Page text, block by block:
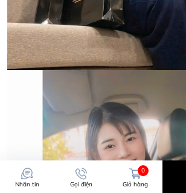
Nhắn tin Gọi điện
0
Giỏ hàng